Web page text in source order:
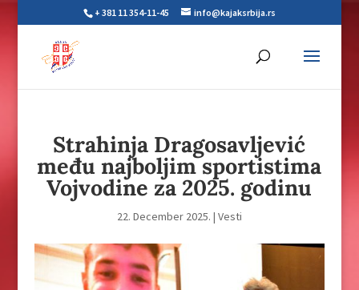
+ 381 11 354-11-45 info@kajaksrbija.rs
Strahinja Dragosavljević
među najboljim sportistima
Vojvodine za 2025. godinu
22. December 2025. | Vesti